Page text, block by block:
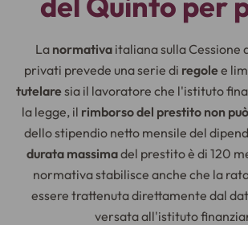
La normativa italiana sulla Cessione
privati prevede una serie di regolee
tutelaresia il lavoratore che l'istituto
la legge, il rimborso del prestito non
dello stipendio netto mensile del
durata massimadel prestito è di 120
normativa stabilisce anche che la
essere trattenuta direttamente dal
versata all'istituto